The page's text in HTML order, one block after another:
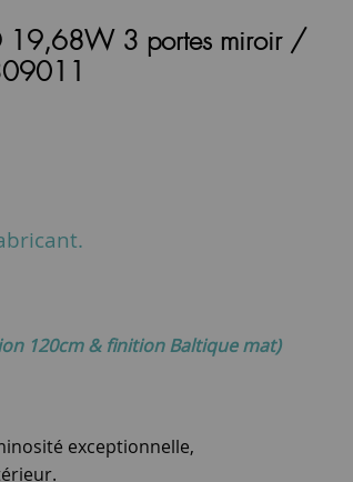
19,68W 3 portes miroir /
120cm & finition Baltique mat)
exceptionnelle,